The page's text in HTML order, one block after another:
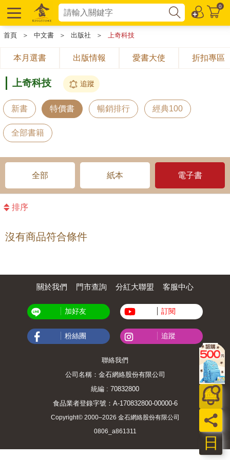
0
首頁 ＞ 中文書 ＞ 出版社 ＞ 上奇科技
本月選書 出版情報 愛書大使 折扣專區
上奇科技 追蹤
新書 特價書 暢銷排行 經典100
全部書籍
全部 紙本 電子書
排序
沒有商品符合條件
日
員
會
關於我們 門市查詢 分紅大聯盟 客服中心
加好友 訂閱
粉絲團 追蹤
聯絡我們
公司名稱：金石網絡股份有限公司
統編 : 70832800
食品業者登錄字號：A-170832800-00000-6
Copyright© 2000–2026 金石網絡股份有限公司
0806_a861311